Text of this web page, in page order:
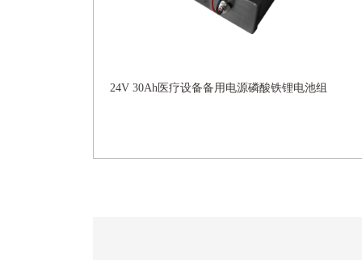
24V 30Ah医疗设备备用电源磷酸铁锂电池组